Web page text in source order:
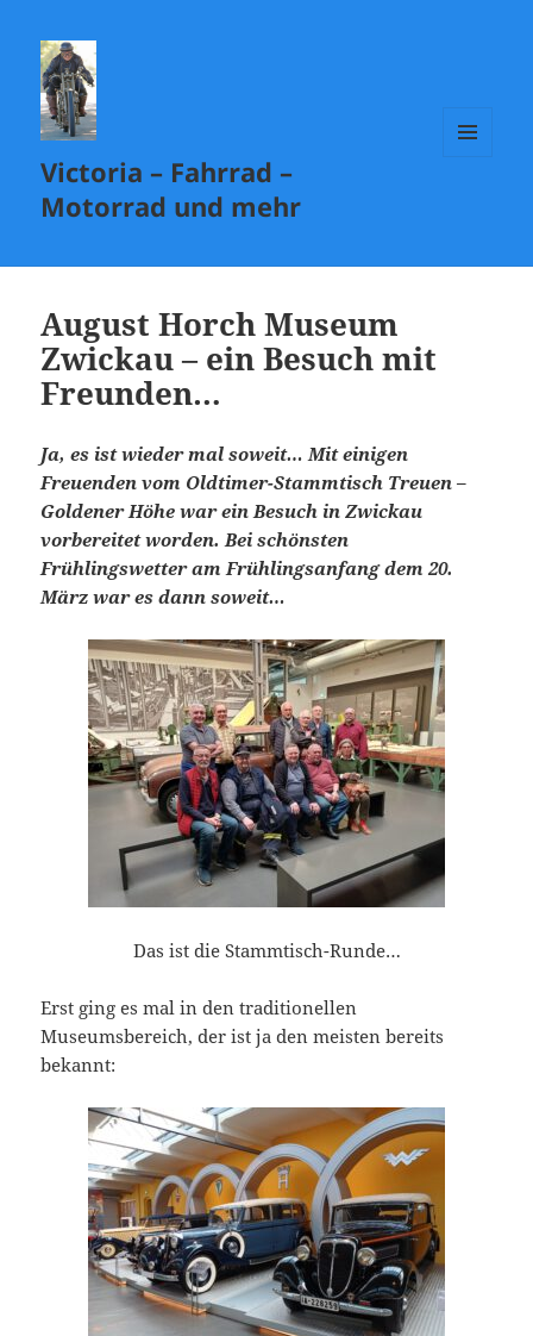
Victoria – Fahrrad –
Motorrad und mehr
August Horch Museum
Zwickau – ein Besuch mit
Freunden…
Ja, es ist wieder mal soweit… Mit einigen
Freuenden vom Oldtimer-Stammtisch Treuen –
Goldener Höhe war ein Besuch in Zwickau
vorbereitet worden. Bei schönsten
Frühlingswetter am Frühlingsanfang dem 20.
März war es dann soweit…
Das ist die Stammtisch-Runde…
Erst ging es mal in den traditionellen
Museumsbereich, der ist ja den meisten bereits
bekannt: